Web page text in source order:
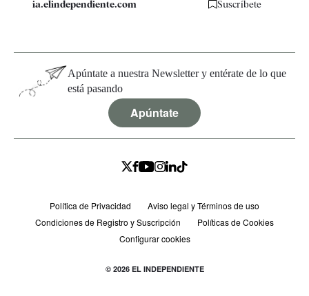
ia.elindependiente.com Suscríbete
Apúntate a nuestra Newsletter y entérate de lo que
está pasando
Apúntate
Política de Privacidad
Aviso legal y Términos de uso
Condiciones de Registro y Suscripción
Políticas de Cookies
Configurar cookies
© 2026 EL INDEPENDIENTE